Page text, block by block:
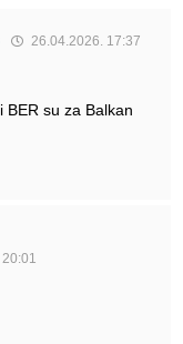
26.04.2026. 17:37
BER su za Balkan